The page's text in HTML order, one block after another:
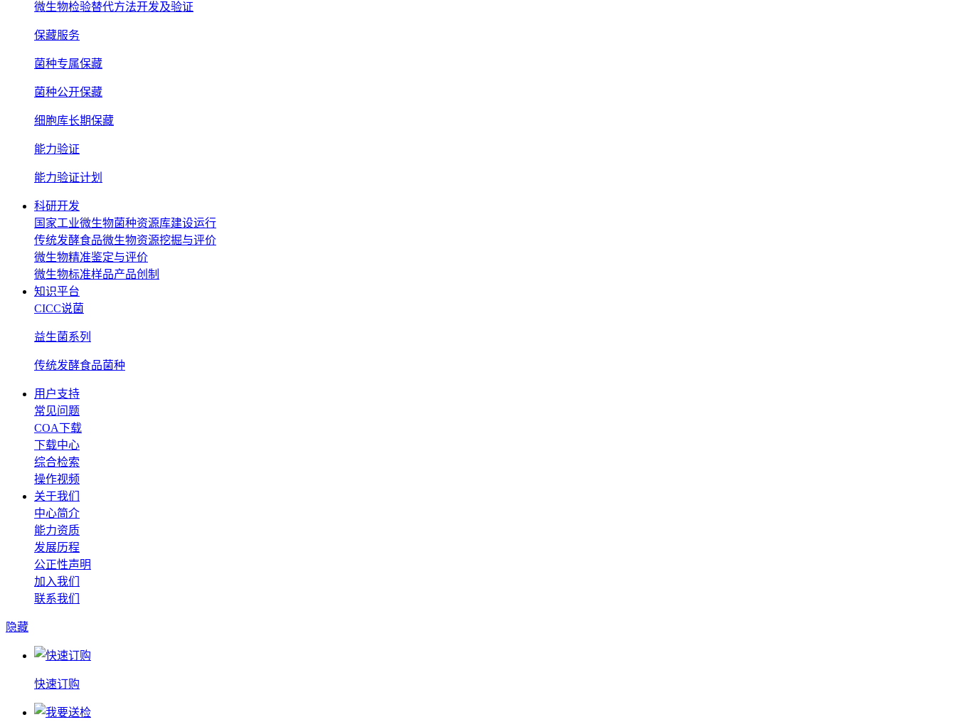
微生物检验替代方法开发及验证
保藏服务
菌种专属保藏
菌种公开保藏
细胞库长期保藏
能力验证
能力验证计划
科研开发
国家工业微生物菌种资源库建设运行
传统发酵食品微生物资源挖掘与评价
微生物精准鉴定与评价
微生物标准样品产品创制
知识平台
CICC说菌
益生菌系列
传统发酵食品菌种
用户支持
常见问题
COA下载
下载中心
综合检索
操作视频
关于我们
中心简介
能力资质
发展历程
公正性声明
加入我们
联系我们
隐藏
快速订购